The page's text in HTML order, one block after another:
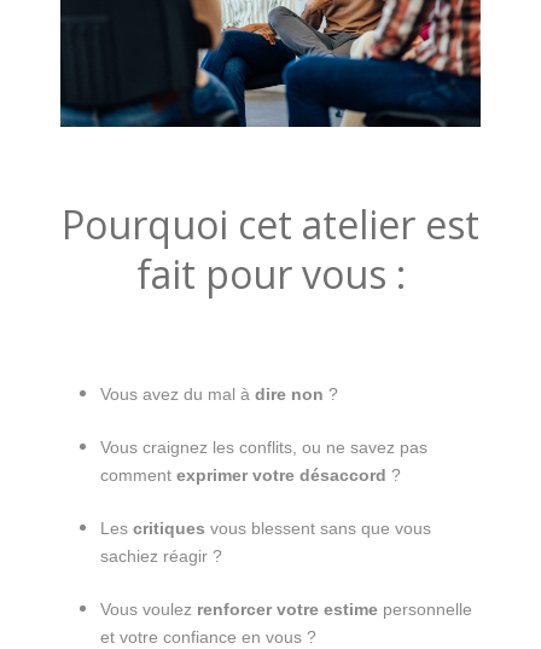
Pourquoi cet atelier est
fait pour vous :
Vous avez du mal à dire non ?
Vous craignez les conflits, ou ne savez pas
comment exprimer votre désaccord ?
Les critiques vous blessent sans que vous
sachiez réagir ?
Vous voulez renforcer votre estimepersonnelle
et votre confiance en vous ?